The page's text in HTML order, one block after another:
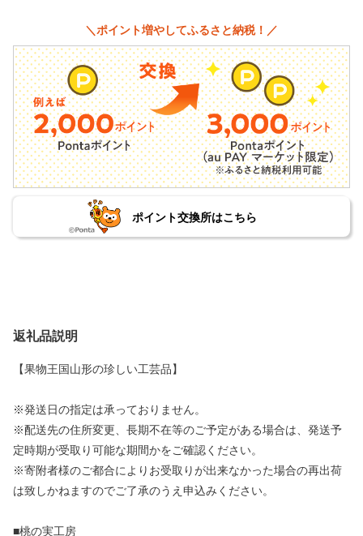
＼ポイント増やしてふるさと納税！／
ポイント交換所はこちら
返礼品説明
【果物王国山形の珍しい工芸品】
※発送日の指定は承っておりません。
※配送先の住所変更、長期不在等のご予定がある場合は、発送予
定時期が受取り可能な期間かをご確認ください。
※寄附者様のご都合によりお受取りが出来なかった場合の再出荷
は致しかねますのでご了承のうえ申込みください。
■桃の実工房